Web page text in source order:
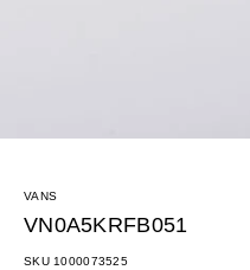
VANS
VN0A5KRFB051
SKU 1000073525